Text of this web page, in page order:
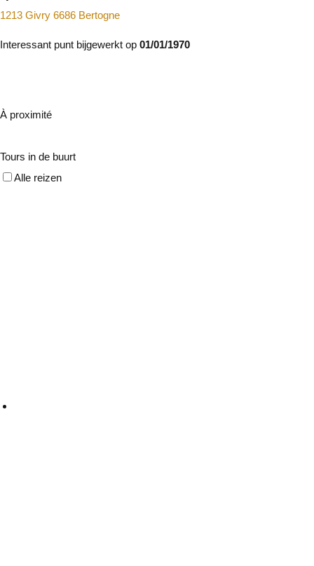
1213 Givry 6686 Bertogne
Interessant punt bijgewerkt op 01/01/1970
À proximité
Tours in de buurt
Alle reizen